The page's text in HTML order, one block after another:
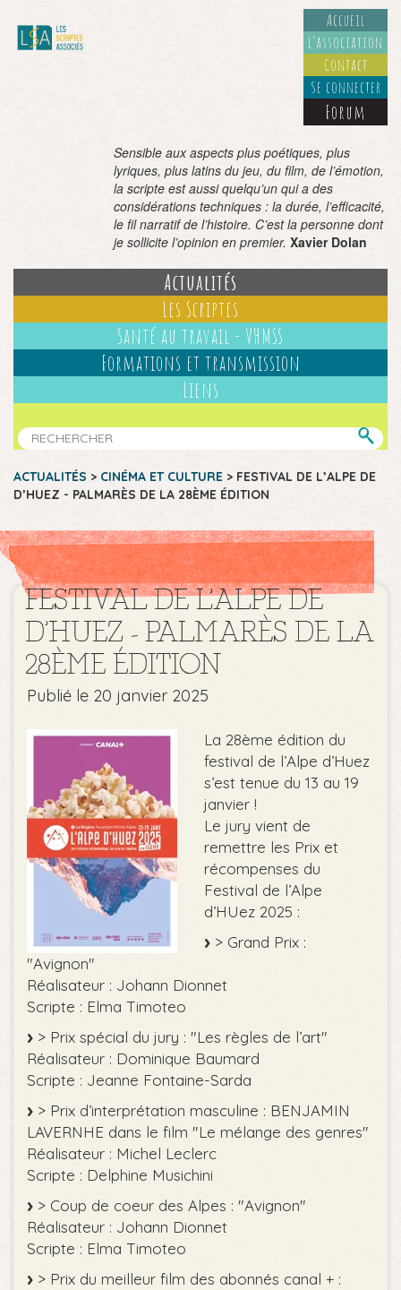
Accueil
L’association
Contact
Se connecter
Forum
Sensible aux aspects plus poétiques, plus
lyriques, plus latins du jeu, du film, de l’émotion,
la scripte est aussi quelqu’un qui a des
considérations techniques : la durée, l’efficacité,
le fil narratif de l’histoire. C’est la personne dont
je sollicite l’opinion en premier. Xavier Dolan
Actualités
Les Scriptes
Santé au travail - VHMSS
Formations et transmission
Liens
ACTUALITÉS > CINÉMA ET CULTURE > FESTIVAL DE L’ALPE DE
D’HUEZ - PALMARÈS DE LA 28ÈME ÉDITION
FESTIVAL DE L’ALPE DE
D’HUEZ - PALMARÈS DE LA
28ÈME ÉDITION
Publié le 20 janvier 2025
La 28ème édition du
festival de l’Alpe d’Huez
s’est tenue du 13 au 19
janvier !
Le jury vient de
remettre les Prix et
récompenses du
Festival de l’Alpe
d’HUez 2025 :
> Grand Prix :
"Avignon"
Réalisateur : Johann Dionnet
Scripte : Elma Timoteo
> Prix spécial du jury : "Les règles de l’art"
Réalisateur : Dominique Baumard
Scripte : Jeanne Fontaine-Sarda
> Prix d’interprétation masculine : BENJAMIN
LAVERNHE dans le film "Le mélange des genres"
Réalisateur : Michel Leclerc
Scripte : Delphine Musichini
> Coup de coeur des Alpes : "Avignon"
Réalisateur : Johann Dionnet
Scripte : Elma Timoteo
> Prix du meilleur film des abonnés canal + :